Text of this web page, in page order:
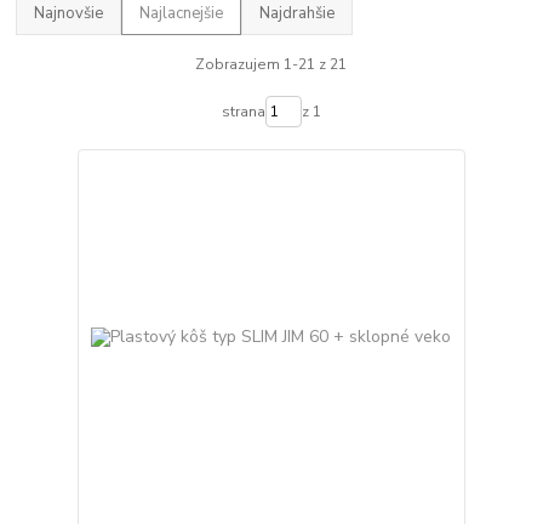
Najnovšie Najlacnejšie Najdrahšie
Zobrazujem 1-21 z 21
strana z 1